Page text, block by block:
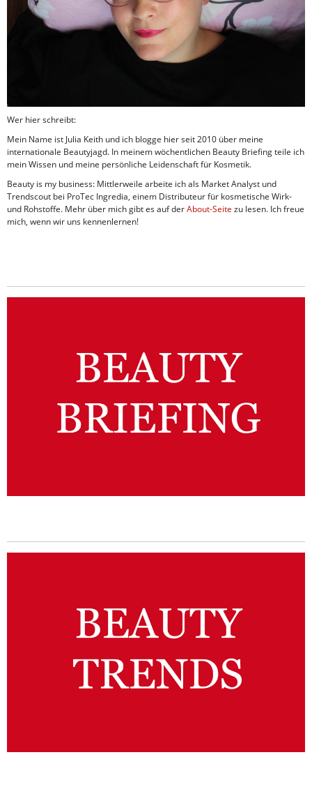
Wer hier schreibt:
Mein Name ist Julia Keith und ich blogge hier seit 2010 über meine
internationale Beautyjagd. In meinem wöchentlichen Beauty Briefing teile ich
mein Wissen und meine persönliche Leidenschaft für Kosmetik.
Beauty is my business: Mittlerweile arbeite ich als Market Analyst und
Trendscout bei ProTec Ingredia, einem Distributeur für kosmetische Wirk-
und Rohstoffe. Mehr über mich gibt es auf derAbout-Seite zu lesen. Ich freue
mich, wenn wir uns kennenlernen!